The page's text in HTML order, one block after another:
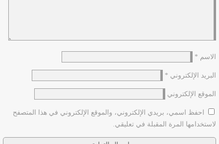
الاسم *
البريد الإلكتروني *
الموقع الإلكتروني
احفظ اسمي، بريدي الإلكتروني، والموقع الإلكتروني في هذا المتصفح
لاستخدامها المرة المقبلة في تعليقي.